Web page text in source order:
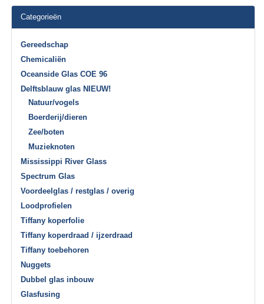
Categorieën
Gereedschap
Chemicaliën
Oceanside Glas COE 96
Delftsblauw glas NIEUW!
Natuur/vogels
Boerderij/dieren
Zee/boten
Muzieknoten
Mississippi River Glass
Spectrum Glas
Voordeelglas / restglas / overig
Loodprofielen
Tiffany koperfolie
Tiffany koperdraad / ijzerdraad
Tiffany toebehoren
Nuggets
Dubbel glas inbouw
Glasfusing